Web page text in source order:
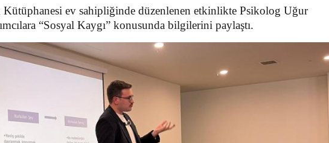
ev sahipliğinde düzenlenen etkinlikte Psikolog Uğur
“Sosyal Kaygı” konusunda bilgilerini paylaştı.